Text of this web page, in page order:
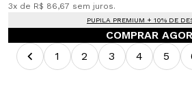
3x de R$ 86,67 sem juros.
PUPILA PREMIUM + 10% DE
COMPRAR
1
2 3 4 5